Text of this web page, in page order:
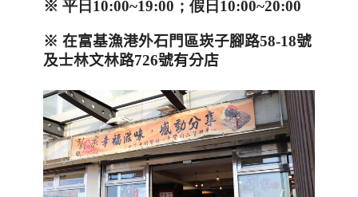
※ 平日 10:00~19:00 ；假日 10:00~20:00
※ 在富基漁港外石門區崁子腳路58-18號
及士林文林路726號有分店